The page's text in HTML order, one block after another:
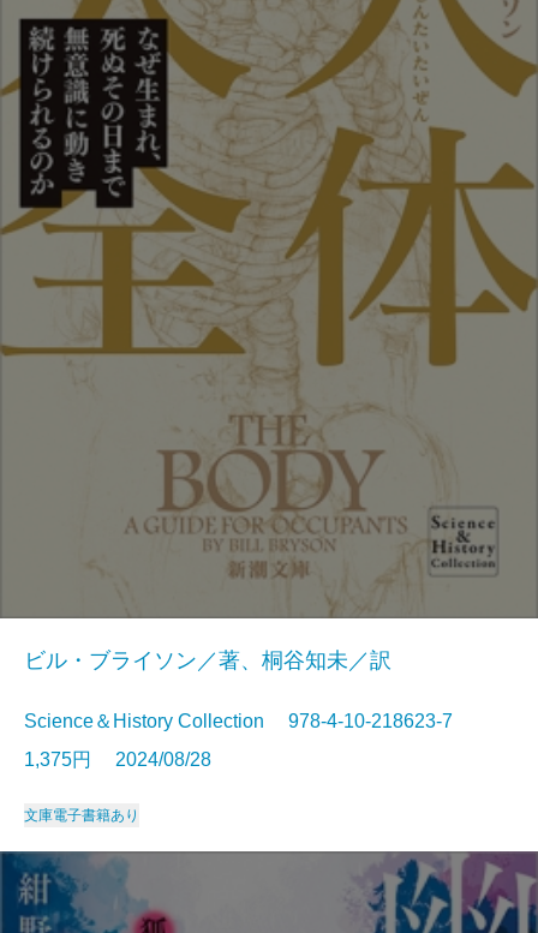
ビル・ブライソン／著、桐谷知未／訳
Science＆History Collection 978-4-10-218623-7
1,375円 2024/08/28
文庫電子書籍あり